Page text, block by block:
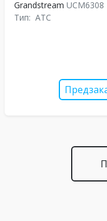
Grandstream UCM6308
Тип: АТС